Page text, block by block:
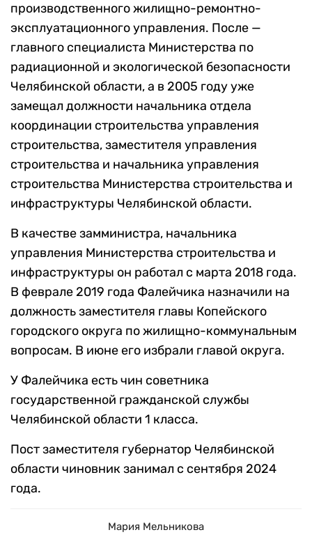
производственного жилищно-ремонтно-
эксплуатационного управления. После —
главного специалиста Министерства по
радиационной и экологической безопасности
Челябинской области, а в 2005 году уже
замещал должности начальника отдела
координации строительства управления
строительства, заместителя управления
строительства и начальника управления
строительства Министерства строительства и
инфраструктуры Челябинской области.
В качестве замминистра, начальника
управления Министерства строительства и
инфраструктуры он работал с марта 2018 года.
В феврале 2019 года Фалейчика назначили на
должность заместителя главы Копейского
городского округа по жилищно-коммунальным
вопросам. В июне его избрали главой округа.
У Фалейчика есть чин советника
государственной гражданской службы
Челябинской области 1 класса.
Пост заместителя губернатор Челябинской
области чиновник занимал с сентября 2024
года.
Мария Мельникова